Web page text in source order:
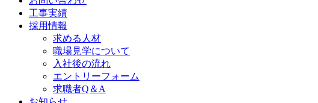
工事実績
採用情報
求める人材
職場見学について
入社後の流れ
エントリーフォーム
求職者Q＆A